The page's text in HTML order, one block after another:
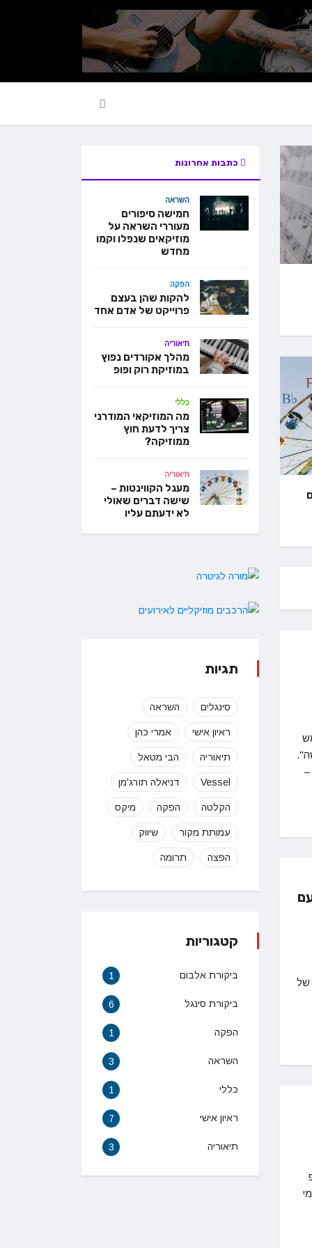
והיוצרת
כתבות אחרונות
השראה
חמישה סיפורים
מעוררי השראה על
מוזיקאים שנפלו וקמו
מחדש
הפקה
להקות שהן בעצם
פרוייקט של אדם אחד
תיאוריה
מהלך אקורדים נפוץ
במוזיקת רוק ופופ
כללי
מה המוזיקאי המודרני
צריך לדעת חוץ
ממוזיקה?
תיאוריה
מעגל הקווינטות –
שישה דברים שאולי
לא ידעתם עליו
–
של
תגיות
סינגלים השראה
ראיון אישי אמרי כהן
תיאוריה הבי מטאל
Vessel דניאלה תורג'מן
הקלטה הפקה מיקס
עמותת מקור שיווק
הפצה תרומה
קטגוריות
ביקורת אלבום 1
ביקורת סינגל 6
הפקה 1
השראה 3
כללי 1
ראיון אישי 7
תיאוריה 3